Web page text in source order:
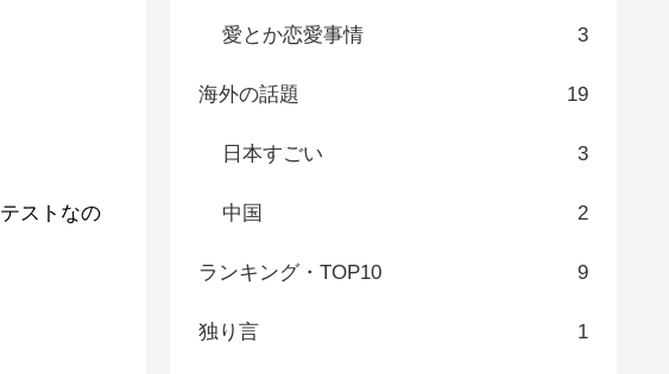
ストなの
愛とか恋愛事情 3
海外の話題 19
日本すごい 3
中国 2
ランキング・TOP10 9
独り言 1